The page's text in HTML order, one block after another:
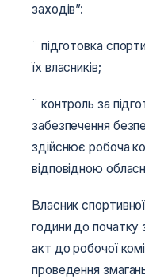
заходів”:
¨ підготовка
їх власників;
¨ контроль за
забезпечення
здійснює робоча
відповідною
Власник
години до початку
акт до робочої
проведення